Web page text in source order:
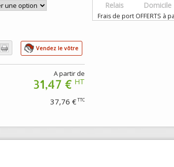
Vendez le vôtre
A partir de
31,47 € HT
37,76 €TTC
Relais Domicile
Frais de port OFFERTS à